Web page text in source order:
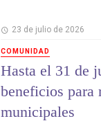
23 de julio de 2026
COMUNIDAD
Hasta el 31 de
beneficios para
municipales